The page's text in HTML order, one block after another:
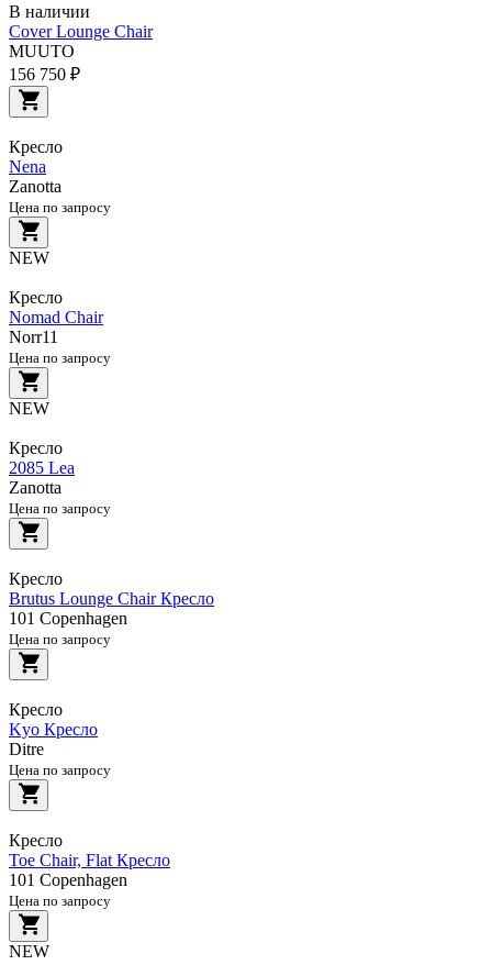
В наличии
Cover Lounge Chair
MUUTO
156 750 ₽
Кресло
Nena
Zanotta
Цена по запросу
NEW
Кресло
Nomad Chair
Norr11
Цена по запросу
NEW
Кресло
2085 Lea
Zanotta
Цена по запросу
Кресло
Brutus Lounge Chair Кресло
101 Copenhagen
Цена по запросу
Кресло
Kyo Кресло
Ditre
Цена по запросу
Кресло
Toe Chair, Flat Кресло
101 Copenhagen
Цена по запросу
NEW